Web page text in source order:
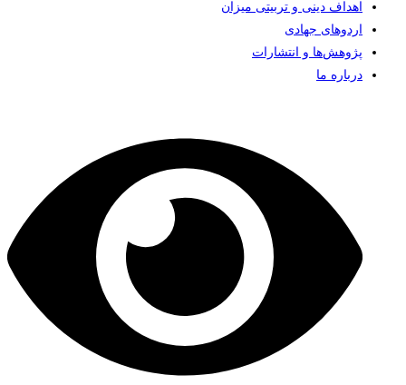
اهداف دینی و تربیتی میزان
اردوهای جهادی
پژوهش‌ها و انتشارات
درباره ما